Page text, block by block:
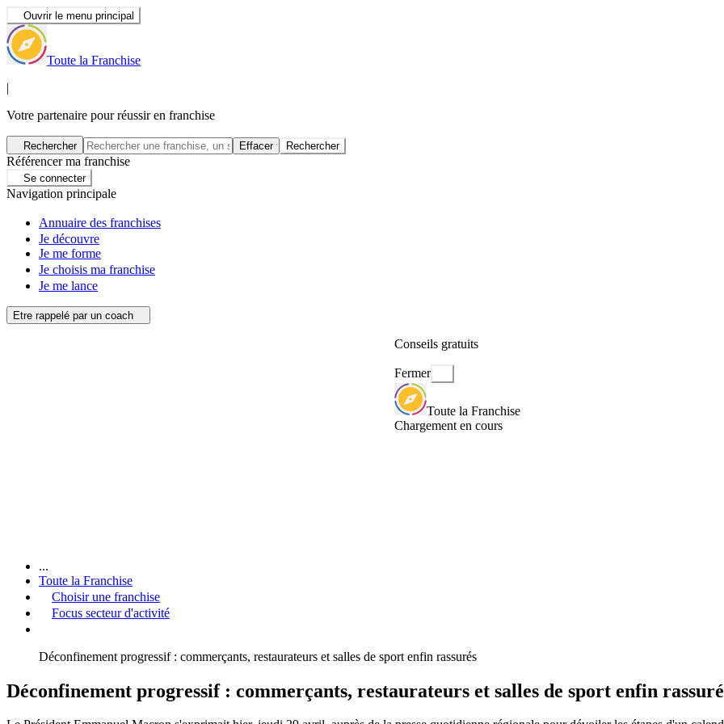
Ouvrir le menu principal
Toute la Franchise
|
Votre partenaire pour réussir en franchise
Rechercher Effacer Rechercher
Référencer ma franchise
Se connecter
Navigation principale
Annuaire des franchises
Je découvre
Je me forme
Je choisis ma franchise
Je me lance
Etre rappelé par un coach
Conseils gratuits
Fermer
Toute la Franchise
Chargement en cours
...
Toute la Franchise
Choisir une franchise
Focus secteur d'activité
Déconfinement progressif : commerçants, restaurateurs et salles de sport enfin rassurés
Déconfinement progressif : commerçants, restaurateurs et salles de sport enfin